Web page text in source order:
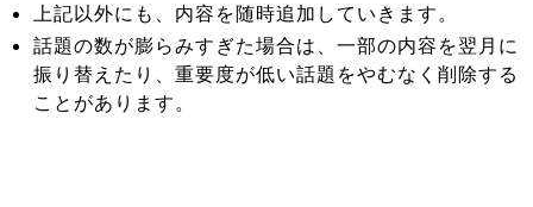
上記以外にも、内容を随時追加していきます。
話題の数が膨らみすぎた場合は、一部の内容を翌月に
振り替えたり、重要度が低い話題をやむなく削除する
ことがあります。